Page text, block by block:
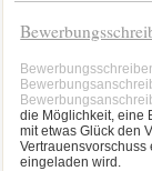
die Möglichkeit, eine
mit etwas Glück den
eingeladen wird.